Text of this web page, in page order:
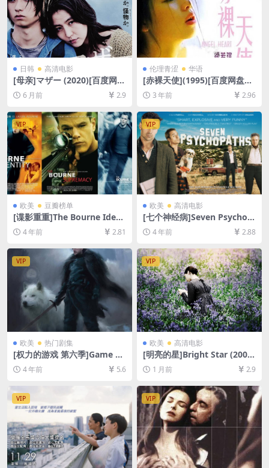
日韩 高清电影
[母亲]マザー (2020)[百度网盘
+夸克网盘1080P超清未删减
资源][网盘在线播放/下载][MP
6 月前 2.9
伦理青涩 华语
[赤裸天使](1995)[百度网盘
+迅雷云盘DVD原盘高清未删
减资源][网盘下载][MP4/4.4G
在线播放，请使用电脑下载防
和谐压缩包（含解压密码）】
3 年前 2.96
VIP
欧美 豆瓣榜单
[谍影重重]The Bourne Ident
ity (2002)[百度网盘+迅雷云
盘资源1080P超清未删减][MP
4/7.6GB][中英字幕]
4 年前 2.81
VIP
欧美 高清电影
[七个神经病]Seven Psychop
aths (2012)[百度网盘+迅雷云
盘资源1080P超清未删减][MP
4/7GB][中英字幕]
4 年前 2.88
VIP
欧美 热门剧集
[权力的游戏 第六季]Game of
Thrones Season 6 (2016)[百
度网盘+迅雷云盘+阿里云盘资
源1080P超清未删减][MP4/20
GB][中英字幕]
4 年前 5.6
VIP
欧美 高清电影
[明亮的星]Bright Star (2009)
[百度网盘+夸克网盘1080P超
清未删减资源][网盘在线播放/
下载][MP4/7.9GB][中文字幕]
1 月前 2.9
VIP VIP